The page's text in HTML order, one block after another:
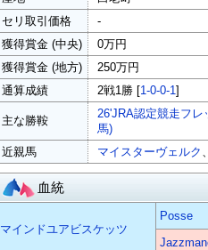
セリ取引価格
-
獲得賞金 (中央)
0万円
獲得賞金 (地方)
250万円
通算成績
2戦1勝 [1-0-0-1]
主な勝鞍
26'JRA認定競走フ
馬)
近親馬
マイスターヴェルク 、
血統
マインドユアビスケッツ
Posse